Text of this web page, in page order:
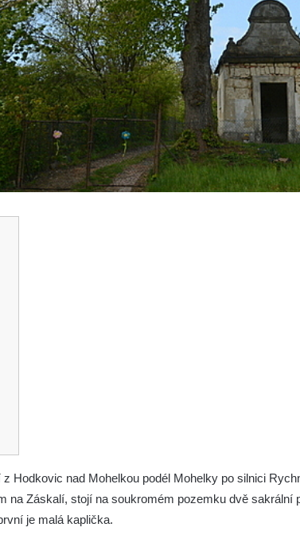
Hodkovic nad Mohelkou podél Mohelky po silnici
na Záskalí, stojí na soukromém pozemku dvě sakrální
je malá kaplička.